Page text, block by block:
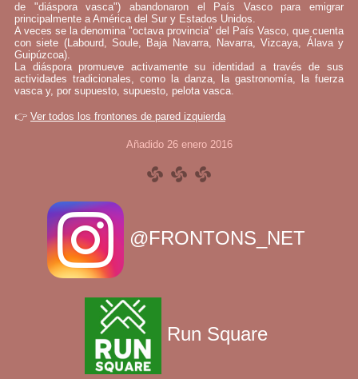
de "diáspora vasca") abandonaron el País Vasco para emigrar
principalmente a América del Sur y Estados Unidos.
A veces se la denomina "octava provincia" del País Vasco, que cuenta
con siete (Labourd, Soule, Baja Navarra, Navarra, Vizcaya, Álava y
Guipúzcoa).
La diáspora promueve activamente su identidad a través de sus
actividades tradicionales, como la danza, la gastronomía, la fuerza
vasca y, por supuesto, supuesto, pelota vasca.
👉 Ver todos los frontones de pared izquierda
Añadido 26 enero 2016
@FRONTONS_NET
Run Square